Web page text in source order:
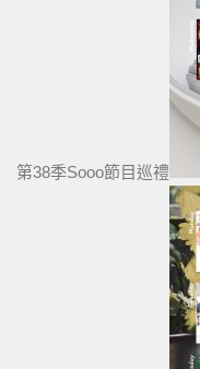
第38季Sooo節目巡禮